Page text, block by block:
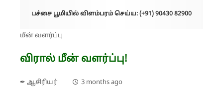
பச்சை பூமியில் விளம்பரம் செய்ய: (+91) 90430 82900
மீன் வளர்ப்பு
விரால் மீன் வளர்ப்பு!
✒ ஆசிரியர் 3 months ago